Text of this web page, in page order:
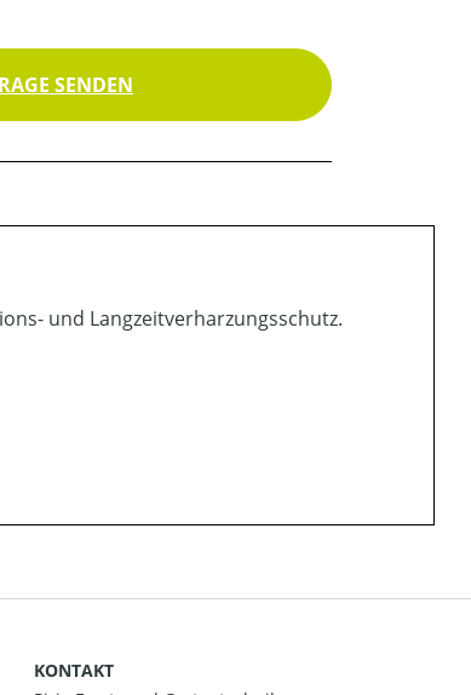
SENDEN
und Langzeitverharzungsschutz.
KONTAKT